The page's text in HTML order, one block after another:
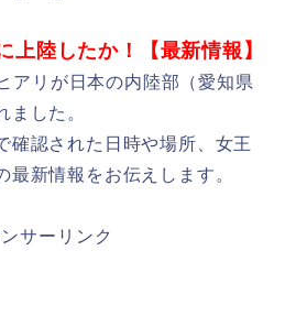
上陸したか！【最新情報】
アリが日本の内陸部（愛知県
ました。
確認された日時や場所、女王
最新情報をお伝えします。
サーリンク